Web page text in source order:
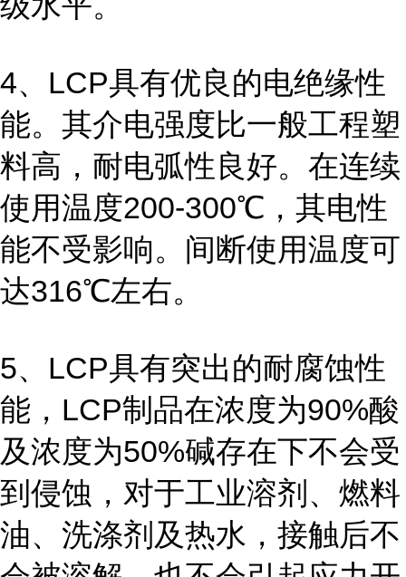
4、LCP具有优良的电绝缘性
能。其介电强度比一般工程塑
料高，耐电弧性良好。在连续
使用温度200-300℃，其电性
能不受影响。间断使用温度可
达316℃左右。
5、LCP具有突出的耐腐蚀性
能，LCP制品在浓度为90%酸
及浓度为50%碱存在下不会受
到侵蚀，对于工业溶剂、燃料
油、洗涤剂及热水，接触后不